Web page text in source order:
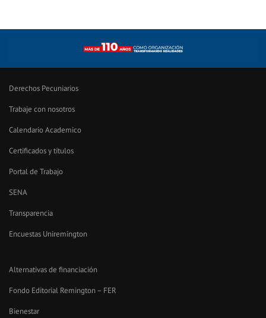
Derechos Pecuniarios
Trabaje con nosotros
Calendario Academico
Certificados y títulos
Portal de Trabajo
SENA
Transparencia
Encuestas Uniremington
Alternativas de financiación
Fondo Editorial Remington – FER
Bienestar